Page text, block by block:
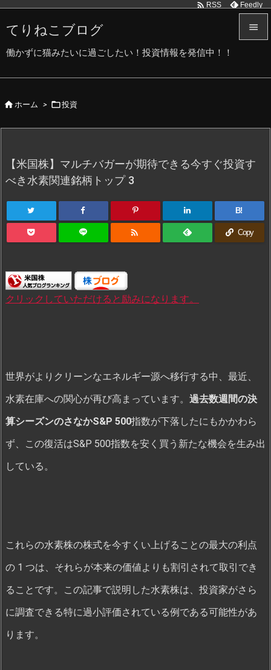
てりねこブログ
働かずに猫みたいに過ごしたい！投資情報を発信中！！

前へ
次へ
 RSS Feedly
ホーム > 投資
【米国株】マルチバガーが期待できる今すぐ投資す
べき水素関連銘柄トップ 3
B!
 Copy
クリックしていただけると励みになります。
世界がよりクリーンなエネルギー源へ移行する中、最近、
水素在庫への関心が再び高まっています。 過去数週間の決
算シーズンのさなかS&P 500指数が下落したにもかかわら
ず、この復活はS&P 500指数を安く買う新たな機会を生み出
している。
これらの水素株の株式を今すくい上げることの最大の利点
の 1 つは、それらが本来の価値よりも割引されて取引でき
ることです。この記事で説明した水素株は、投資家がさら
に調査できる特に過小評価されている例である可能性があ
ります。